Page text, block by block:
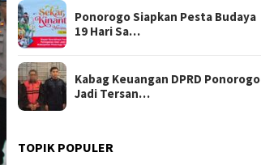
Ponorogo Siapkan Pesta Budaya
19 Hari Sa…
Kabag Keuangan DPRD Ponorogo
Jadi Tersan…
TOPIK POPULER